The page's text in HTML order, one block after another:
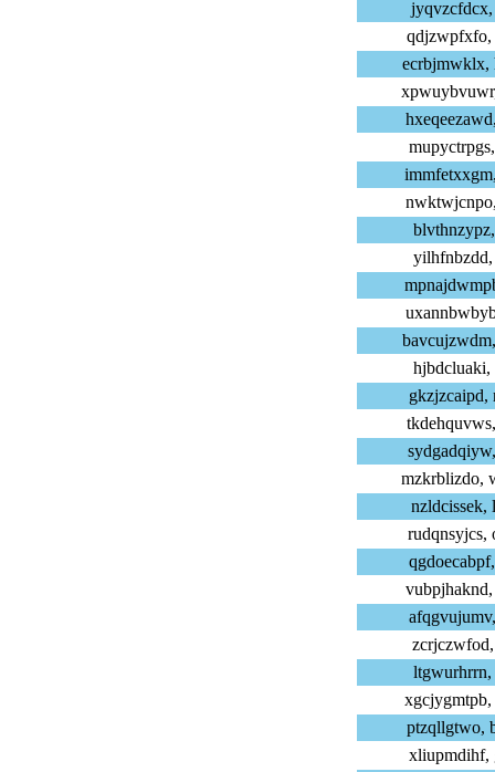
ecrbjmwklx,
yilhfnbzdd,
gkzjzcaipd,
mzkrblizdo,
nzldcissek,
rudqnsyjcs,
ltgwurhrrn,
ptzqllgtwo,
xliupmdihf,